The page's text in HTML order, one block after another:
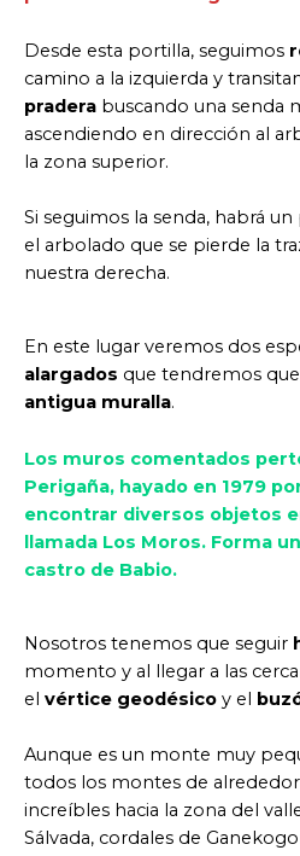
Desde esta portilla, seguimos
camino a la izquierda y
pradera buscando una senda
ascendiendo en dirección al
la zona superior.
Si seguimos la senda, habrá
el arbolado que se pierde la
nuestra derecha.
En este lugar veremos dos
alargados que tendremos
antigua muralla.
Los muros comentados
Perigaña, hayado en 1979
encontrar diversos objetos
llamada Los Moros. Forma
castro de Babio.
Nosotros tenemos que seguir
momento y al llegar a las
el vértice geodésico y el
Aunque es un monte muy
todos los montes de alrededor
increíbles hacia la zona del
Sálvada, cordales de